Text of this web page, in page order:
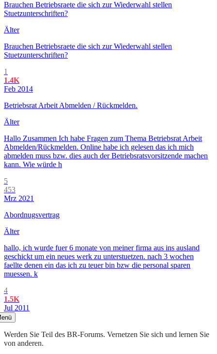
Brauchen Betriebsraete die sich zur Wiederwahl stellen
Stuetzunterschriften?
Älter
Brauchen Betriebsraete die sich zur Wiederwahl stellen
Stuetzunterschriften?
1
1.4K
Feb 2014
Betriebsrat Arbeit Abmelden / Rückmelden.
Älter
Hallo Zusammen Ich habe Fragen zum Thema Betriebsrat Arbeit
Abmelden/Rückmelden. Online habe ich gelesen das ich mich
abmelden muss bzw. dies auch der Betriebsratsvorsitzende machen
kann. Wie würde h
5
453
Mrz 2021
Abordnugsvertrag
Älter
hallo, ich wurde fuer 6 monate von meiner firma aus ins ausland
geschickt um ein neues werk zu unterstuetzen. nach 3 wochen
faellte denen ein das ich zu teuer bin bzw die personal sparen
muessen. k
4
1.5K
Jul 2011
Werden Sie Teil des BR-Forums. Vernetzen Sie sich und lernen Sie
von anderen.